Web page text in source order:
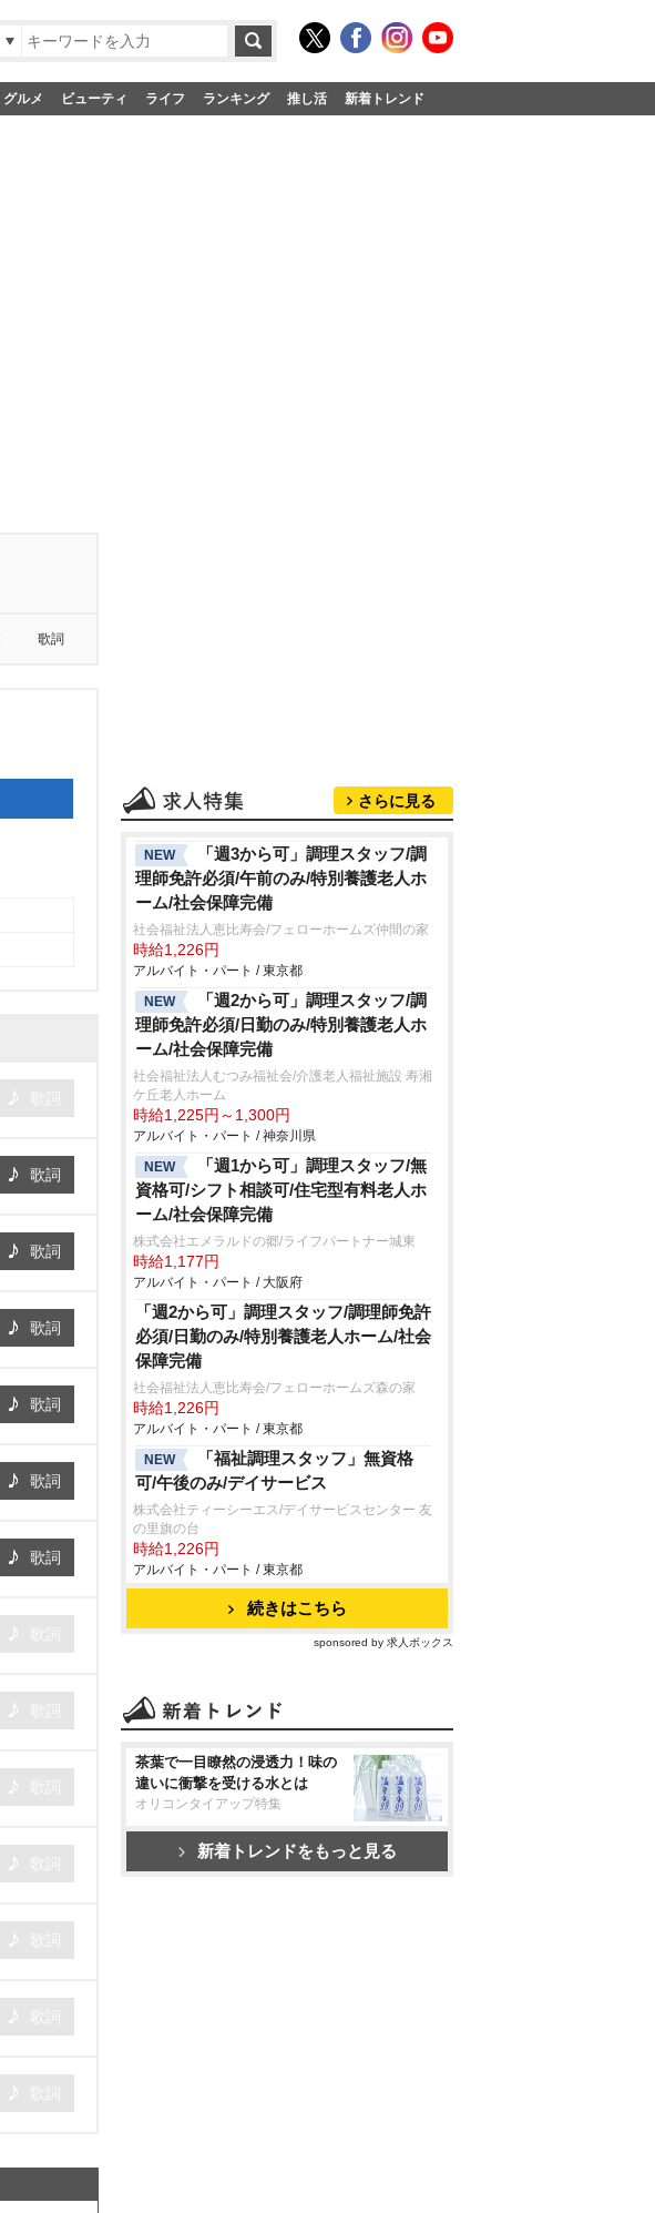
グルメ ビューティ ライフ ランキング 推し活 新着トレンド
歌詞
歌詞
歌詞
歌詞
歌詞
歌詞
歌詞
さらに見る
NEW
「週3から可」調理スタッフ/調
理師免許必須/午前のみ/特別養護老人ホ
ーム/社会保障完備
社会福祉法人恵比寿会/フェローホームズ仲間の家
時給1,226円
アルバイト・パート / 東京都
NEW
「週2から可」調理スタッフ/調
理師免許必須/日勤のみ/特別養護老人ホ
ーム/社会保障完備
社会福祉法人むつみ福祉会/介護老人福祉施設 寿湘
ケ丘老人ホーム
時給1,225円～1,300円
アルバイト・パート / 神奈川県
NEW
「週1から可」調理スタッフ/無
資格可/シフト相談可/住宅型有料老人ホ
ーム/社会保障完備
株式会社エメラルドの郷/ライフパートナー城東
時給1,177円
アルバイト・パート / 大阪府
「週2から可」調理スタッフ/調理師免許
必須/日勤のみ/特別養護老人ホーム/社会
保障完備
社会福祉法人恵比寿会/フェローホームズ森の家
時給1,226円
アルバイト・パート / 東京都
NEW
「福祉調理スタッフ」無資格
可/午後のみ/デイサービス
株式会社ティーシーエス/デイサービスセンター 友
の里旗の台
時給1,226円
アルバイト・パート / 東京都
続きはこちら
sponsored by 求人ボックス
茶葉で一目瞭然の浸透力！味の
違いに衝撃を受ける水とは
オリコンタイアップ特集
新着トレンドをもっと見る